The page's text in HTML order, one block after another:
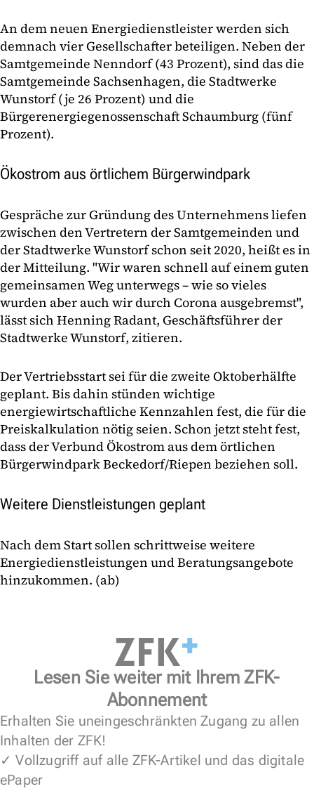
An dem neuen Energiedienstleister werden sich
demnach vier Gesellschafter beteiligen. Neben der
Samtgemeinde Nenndorf (43 Prozent), sind das die
Samtgemeinde Sachsenhagen, die Stadtwerke
Wunstorf (je 26 Prozent) und die
Bürgerenergiegenossenschaft Schaumburg (fünf
Prozent).
Ökostrom aus örtlichem Bürgerwindpark
Gespräche zur Gründung des Unternehmens liefen
zwischen den Vertretern der Samtgemeinden und
der Stadtwerke Wunstorf schon seit 2020, heißt es in
der Mitteilung. "Wir waren schnell auf einem guten
gemeinsamen Weg unterwegs – wie so vieles
wurden aber auch wir durch Corona ausgebremst",
lässt sich Henning Radant, Geschäftsführer der
Stadtwerke Wunstorf, zitieren.
Der Vertriebsstart sei für die zweite Oktoberhälfte
geplant. Bis dahin stünden wichtige
energiewirtschaftliche Kennzahlen fest, die für die
Preiskalkulation nötig seien. Schon jetzt steht fest,
dass der Verbund Ökostrom aus dem örtlichen
Bürgerwindpark Beckedorf/Riepen beziehen soll.
Weitere Dienstleistungen geplant
Nach dem Start sollen schrittweise weitere
Energiedienstleistungen und Beratungsangebote
hinzukommen. (ab)
Lesen Sie weiter mit Ihrem ZFK-
Abonnement
Erhalten Sie uneingeschränkten Zugang zu allen
Inhalten der ZFK!
✓ Vollzugriff auf alle ZFK-Artikel und das digitale
ePaper